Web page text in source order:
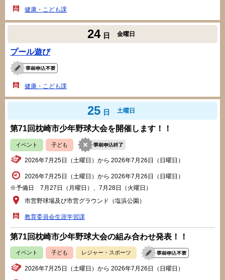
健康・こども課
24 日 金曜日
プール遊び
健康・こども課
25 日 土曜日
第71回枕崎市少年野球大会を開催します！！
イベント 子ども
2026年7月25日（土曜日）から 2026年7月26日（日曜日）
2026年7月25日（土曜日）から 2026年7月26日（日曜日）
※予備日 7月27日（月曜日）、7月28日（火曜日）
市営野球場及び市営グラウンド（塩浜公園）
教育委員会生涯学習課
第71回枕崎市少年野球大会の組み合わせ発表！！
イベント 子ども レジャー・スポーツ
2026年7月25日（土曜日）から 2026年7月26日（日曜日）